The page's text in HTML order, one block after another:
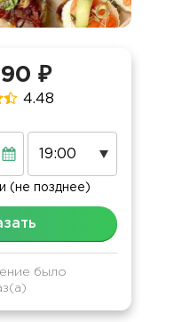
₽
4.48
(не позднее)
было